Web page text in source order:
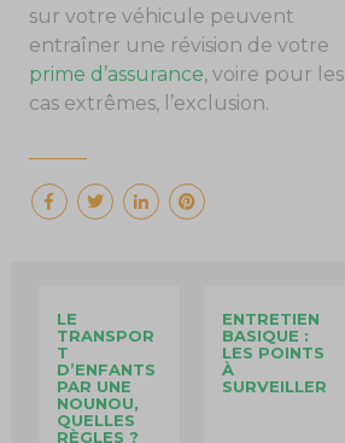
sur votre véhicule peuvent
entraîner une révision de votre
prime d’assurance, voire pour les
cas extrêmes, l’exclusion.
LE
TRANSPOR
T
D’ENFANTS
PAR UNE
NOUNOU,
QUELLES
RÈGLES ?
ENTRETIEN
BASIQUE :
LES POINTS
À
SURVEILLER